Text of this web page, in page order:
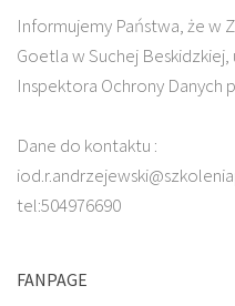
Informujemy Państwa, że w
Goetla w Suchej
Inspektora Ochrony Danych
Dane do kontaktu :
tel:504976690
FANPAGE